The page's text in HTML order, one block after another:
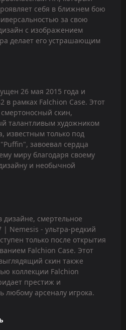
себя в ближнем бою
за свою
с изображением
делает его устрашающим
26 мая 2015 года и
в рамках Falchion Case. Этот
скин,
талантливым художником
известным только под
завоевал сердца
миру благодаря своему
и необычной
смертельное
| Nemesis - ультра-редкий
только после открытия
Falchion Case. Этот
скин также
коллекции Falchion
престиж и
любому арсеналу игрока.